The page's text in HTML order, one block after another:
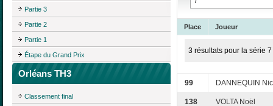
Partie 3
Partie 2
Partie 1
Étape du Grand Prix
Orléans TH3
Classement final
Place Joueur
3 résultats pour la série 7
99 DANNEQUIN
138 VOLTA Noël